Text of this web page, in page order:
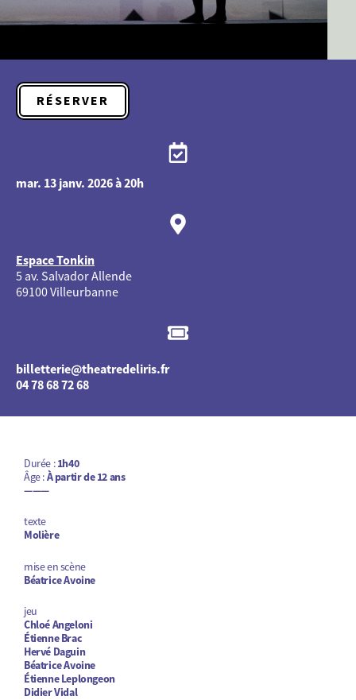
RÉSERVER
mar. 13 janv. 2026 à 20h
Espace Tonkin
5 av. Salvador Allende
69100 Villeurbanne
billetterie@theatredeliris.fr
04 78 68 72 68
Durée :1h40
Âge :À partir de 12 ans
———
texte
Molière
mise en scène
Béatrice Avoine
jeu
Chloé Angeloni
Étienne Brac
Hervé Daguin
Béatrice Avoine
Étienne Leplongeon
Didier Vidal